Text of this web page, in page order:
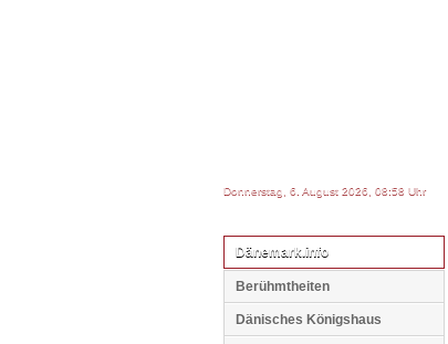
Donnerstag, 6. August 2026, 08:58 Uhr
Dänemark.info
Berühmtheiten
Dänisches Königshaus